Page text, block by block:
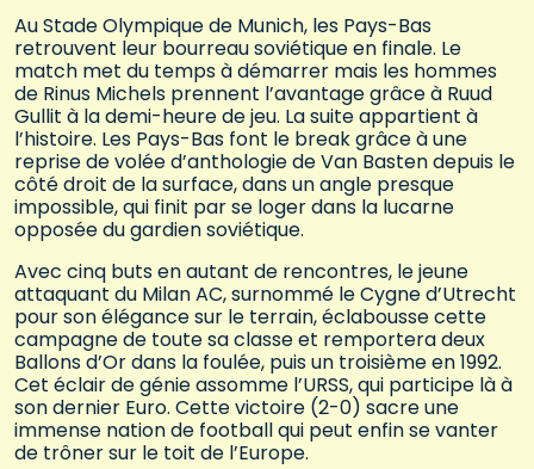
Au Stade Olympique de Munich, les Pays-Bas
retrouvent leur bourreau soviétique en finale. Le
match met du temps à démarrer mais les hommes
de Rinus Michels prennent l’avantage grâce à Ruud
Gullit à la demi-heure de jeu. La suite appartient à
l’histoire. Les Pays-Bas font le break grâce à une
reprise de volée d’anthologie de Van Basten depuis le
côté droit de la surface, dans un angle presque
impossible, qui finit par se loger dans la lucarne
opposée du gardien soviétique.
Avec cinq buts en autant de rencontres, le jeune
attaquant du Milan AC, surnommé le Cygne d’Utrecht
pour son élégance sur le terrain, éclabousse cette
campagne de toute sa classe et remportera deux
Ballons d’Or dans la foulée, puis un troisième en 1992.
Cet éclair de génie assomme l’URSS, qui participe là à
son dernier Euro. Cette victoire (2-0) sacre une
immense nation de football qui peut enfin se vanter
de trôner sur le toit de l’Europe.